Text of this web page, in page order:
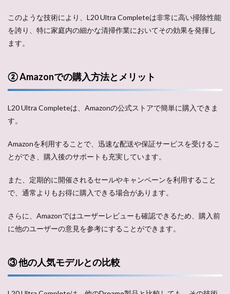
このような技術により、L20 Ultra Completeは非常に高い掃除性能
を誇り、特に家庭内の細かな清掃作業においてその効果を発揮し
ます。
② Amazonでの購入方法とメリット
L20 Ultra Completeは、Amazonの公式ストアで簡単に購入できま
す。
Amazonを利用することで、迅速な配送や保証サービスを受けるこ
とができ、購入後のサポートも充実しています。
また、定期的に開催されるセールやキャンペーンを利用すること
で、通常よりもお得に購入できる場合があります。
さらに、Amazonではユーザーレビューも確認できるため、購入前
に他のユーザーの意見を参考にすることができます。
③ 他の人気モデルとの比較